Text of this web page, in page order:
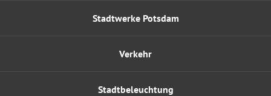
Stadtwerke Potsdam
Verkehr
Stadtbeleuchtung